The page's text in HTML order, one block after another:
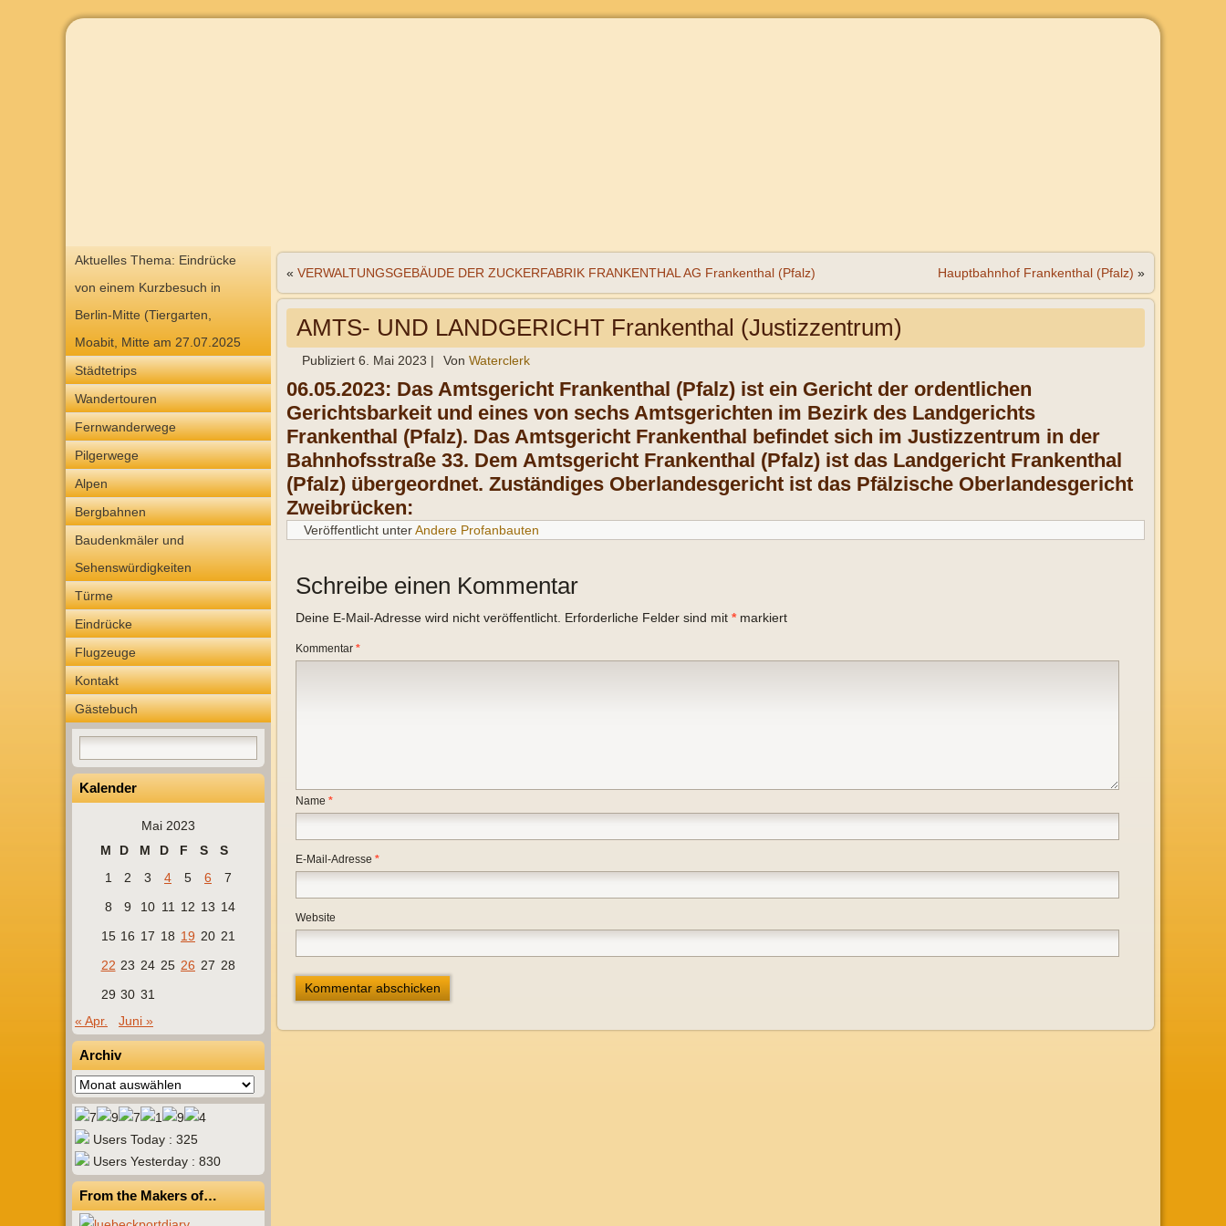
Aktuelles Thema: Eindrücke
von einem Kurzbesuch in
Berlin-Mitte (Tiergarten,
Moabit, Mitte am 27.07.2025
Städtetrips
Wandertouren
Fernwanderwege
Pilgerwege
Alpen
Bergbahnen
Baudenkmäler und
Sehenswürdigkeiten
Türme
Eindrücke
Flugzeuge
Kontakt
Gästebuch
Kalender
Mai 2023
M
D M D F S
S
1
2 3 4 5 6
7
8
9 10 11 12 13 14
15 16 17 18 19 20 21
22 23 24 25 26 27 28
29 30 31
« Apr.
Juni »
Archiv
Archiv
Users Today : 325
Users Yesterday : 830
From the Makers of…
« VERWALTUNGSGEBÄUDE DER ZUCKERFABRIK FRANKENTHAL AG Frankenthal (Pfalz) Hauptbahnhof Frankenthal (Pfalz) »
AMTS- UND LANDGERICHT Frankenthal (Justizzentrum)
Publiziert 6. Mai 2023 | Von Waterclerk
06.05.2023: Das Amtsgericht Frankenthal (Pfalz) ist ein Gericht der ordentlichen
Gerichtsbarkeit und eines von sechs Amtsgerichten im Bezirk des Landgerichts
Frankenthal (Pfalz). Das Amtsgericht Frankenthal befindet sich im Justizzentrum in der
Bahnhofsstraße 33. Dem Amtsgericht Frankenthal (Pfalz) ist das Landgericht Frankenthal
(Pfalz) übergeordnet. Zuständiges Oberlandesgericht ist das Pfälzische Oberlandesgericht
Zweibrücken:
Veröffentlicht unterAndere Profanbauten
Schreibe einen Kommentar
Deine E-Mail-Adresse wird nicht veröffentlicht. Erforderliche Felder sind mit *markiert
Kommentar *
Name *
E-Mail-Adresse *
Website